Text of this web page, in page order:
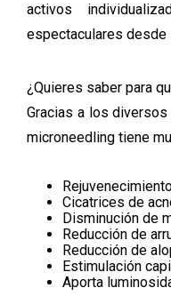
activos
espectaculares desde
¿Quieres saber para
Gracias a los
microneedling tiene
Cicatrices de
Disminución de
Reducción de
Reducción de
Estimulación
Aporta